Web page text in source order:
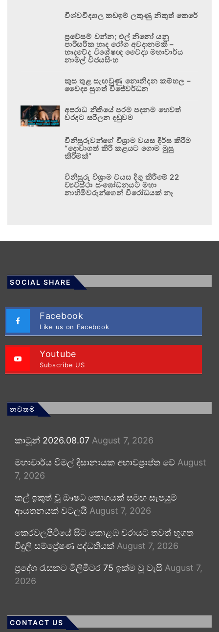
විශ්වවිද්‍යාල කඩඉම් ලකුණු නිකුත් කෙරේ
ප්‍රවේසම් වන්න; එල් නිනෝ යනු
පාරිසරික හෘද රෝග අවදානමකි –
හෘදවේද විශේෂඥ වෛද්‍ය මහාචාර්ය
නාමල් විජයසිංහ
කුස තුළ සැඟවුණු නොනිදන කම්හල –
වෛද්‍ය සුගත් විජේවර්ධන
අපරාධ නීතියේ පරම පදනම හෙවත්
වරදට සරිලන දඬුවම
විනිසුරුවන්ගේ විශ්‍රාම වයස දීර්ඝ කිරීම
“දොවාගත් කිරි කළයට ගොම මුසු
කිරීමක්”
විනිසුරු විශ්‍රාම වයස දිගු කිරීමේ 22
ව්‍යවස්ථා සංශෝධනයට මහා
නාහිමිවරුන්ගෙන් විරෝධයක් නෑ
SOCIAL SHARE
Facebook
Like us on Facebook
Youtube
Subscribe US
නවතම
කාටූන් 2026.08.07 August 7, 2026
මහාචාර්ය විමල් දිසානායක අභාවප්‍රාප්ත වේ August
7, 2026
කල් ඉකුත් වූ ඖෂධ තොගයක් සමඟ සැපයුම්
ආයතනයක් වටලයි August 7, 2026
කෙරවලපිටියේ සිට කොළඹ වරායට තවත් භූගත
විදුලි සම්ප්‍රේෂණ පද්ධතියක් August 7, 2026
ප්‍රදේශ රැසකට මිලිමීටර 75 ඉක්ම වූ වැසි August 7,
2026
CONTACT US